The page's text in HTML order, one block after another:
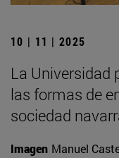
10 | 11 | 2025
La Universidad
las formas de
sociedad
Imagen Manuel